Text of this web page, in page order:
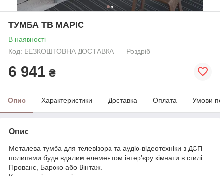
ТУМБА ТВ МАРІС
В наявності
Код: БЕЗКОШТОВНА ДОСТАВКА
Роздріб
6 941 ₴
Опис Характеристики Доставка Оплата Умови
Опис
Металева тумба для телевізора та аудіо-відеотехніки з ДСП
полицями буде вдалим елементом інтер’єру кімнати в стилі
Прованс, Бароко або Вінтаж.